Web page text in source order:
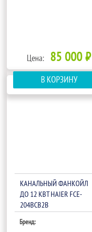
Цена: 85 000 ₽
В КОРЗИНУ
КАНАЛЬНЫЙ ФАНКОЙЛ
ДО 12 КВТ HAIER FCE-
204BCB2B
Бренд: